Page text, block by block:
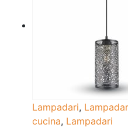
Lampadari,
cucina, Lampadari